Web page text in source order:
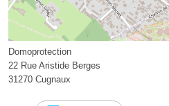
Domoprotection
22 Rue Aristide Berges
31270 Cugnaux